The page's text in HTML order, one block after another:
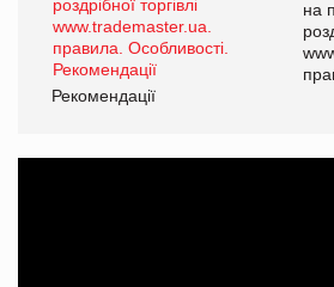
на
Рекомендації